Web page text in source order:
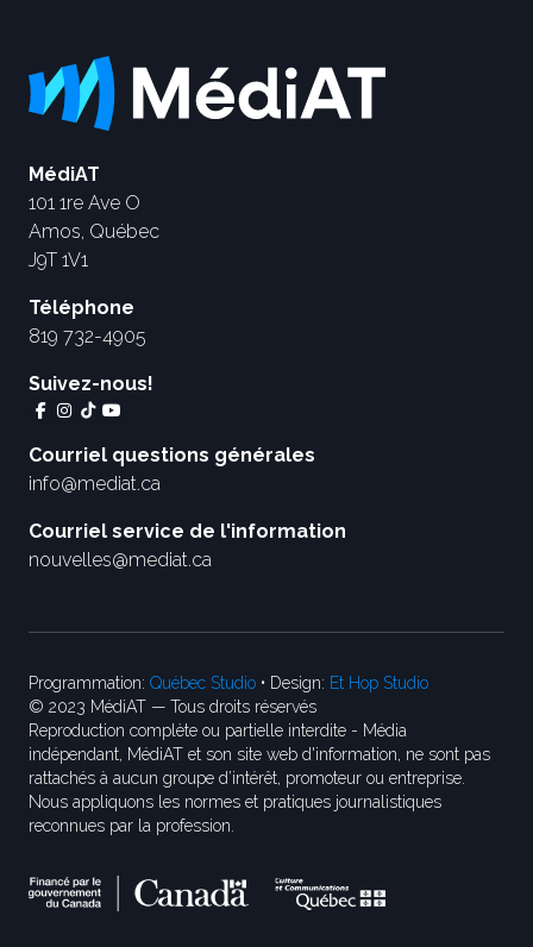
MédiAT
101 1re Ave O
Amos, Québec
J9T 1V1
Téléphone
819 732-4905
Suivez-nous!
Courriel questions générales
info@mediat.ca
Courriel service de l'information
nouvelles@mediat.ca
Programmation: Québec Studio • Design: Et Hop Studio
© 2023 MédiAT — Tous droits réservés
Reproduction complète ou partielle interdite - Média
indépendant, MédiAT et son site web d'information, ne sont pas
rattachés à aucun groupe d’intérêt, promoteur ou entreprise.
Nous appliquons les normes et pratiques journalistiques
reconnues par la profession.